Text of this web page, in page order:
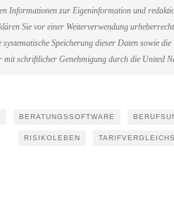
Informationen zur Eigeninformation und
Sie vor einer Weiterverwendung
systematische Speicherung dieser Daten sowie
mit schriftlicher Genehmigung durch die United
BERATUNGSSOFTWARE
RISIKOLEBEN